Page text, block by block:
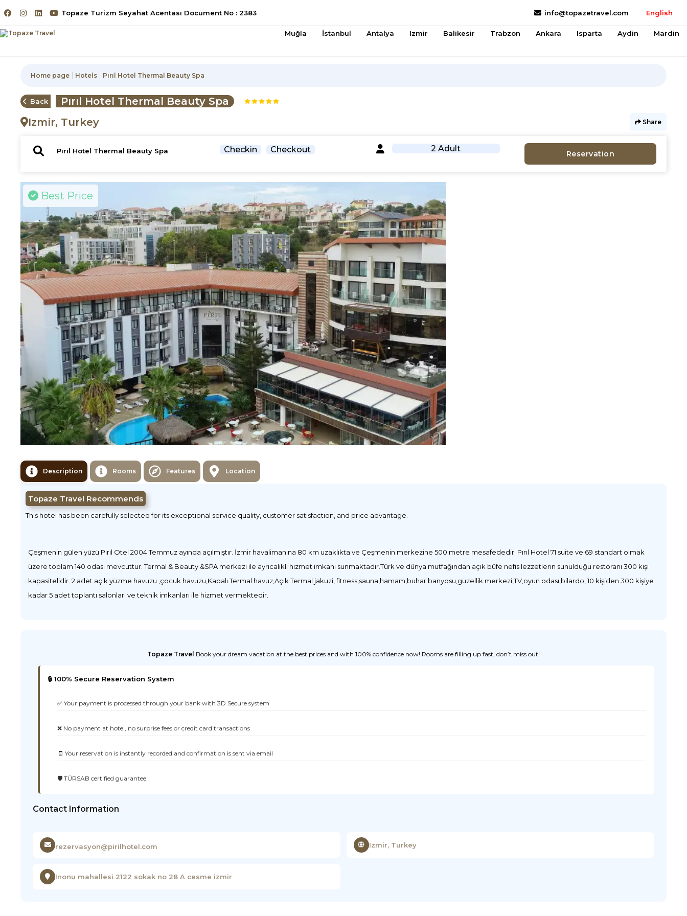
Topaze Turizm Seyahat Acentası Document No : 2383 info@topazetravel.com English
Muğla İstanbul Antalya Izmir Balikesir Trabzon Ankara Isparta Aydin Mardin
Home page Hotels Pırıl Hotel Thermal Beauty Spa
Back
Pırıl Hotel Thermal Beauty Spa
Izmir, Turkey
Share
Checkin Checkout 2 Adult
Reservation
Best Price
Description Rooms Features Location
Topaze Travel Recommends
This hotel has been carefully selected for its exceptional service quality, customer satisfaction, and price advantage.
Çeşmenin gülen yüzü Pırıl Otel 2004 Temmuz ayında açılmıştır. İzmir havalimanına 80 km uzaklıkta ve Çeşmenin merkezine 500 metre mesafededir. Pırıl Hotel 71 suite ve 69 standart olmak
üzere toplam 140 odası mevcuttur. Termal & Beauty &SPA merkezi ile ayrıcalıklı hizmet imkanı sunmaktadır.Türk ve dünya mutfağından açık büfe nefis lezzetlerin sunulduğu restoranı 300 kişi
kapasitelidir. 2 adet açık yüzme havuzu ,çocuk havuzu,Kapalı Termal havuz,Açık Termal jakuzi, fitness,sauna,hamam,buhar banyosu,güzellik merkezi,TV,oyun odası,bilardo, 10 kişiden 300 kişiye
kadar 5 adet toplantı salonları ve teknik imkanları ile hizmet vermektedir.
Topaze Travel Book your dream vacation at the best prices and with 100% confidence now! Rooms are filling up fast, don’t miss out!
🔒 100% Secure Reservation System
✅ Your payment is processed through your bank with 3D Secure system
❌ No payment at hotel, no surprise fees or credit card transactions
🧾 Your reservation is instantly recorded and confirmation is sent via email
🛡️ TÜRSAB certified guarantee
Contact Information
rezervasyon@pirilhotel.com Izmir, Turkey
Inonu mahallesi 2122 sokak no 28 A cesme izmir